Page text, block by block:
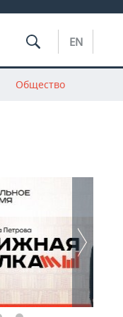
EN
Общество